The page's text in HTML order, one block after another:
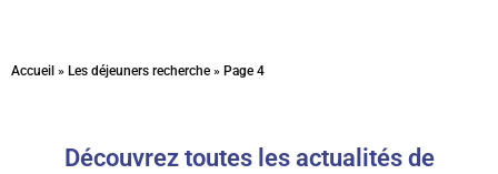
Accueil » Les déjeuners recherche » Page 4
Découvrez toutes les actualités de